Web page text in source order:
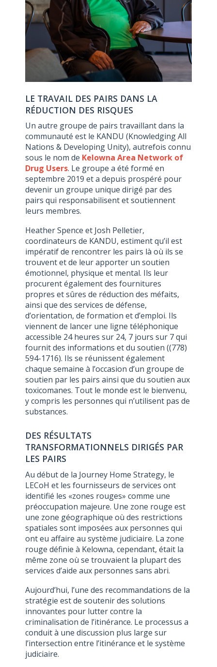
LE TRAVAIL DES PAIRS DANS LA
RÉDUCTION DES RISQUES
Un autre groupe de pairs travaillant dans la
communauté est le KANDU (Knowledging All
Nations & Developing Unity), autrefois connu
sous le nom de Kelowna Area Network of
Drug Users. Le groupe a été formé en
septembre 2019 et a depuis prospéré pour
devenir un groupe unique dirigé par des
pairs qui responsabilisent et soutiennent
leurs membres.
Heather Spence et Josh Pelletier,
coordinateurs de KANDU, estiment qu’il est
impératif de rencontrer les pairs là où ils se
trouvent et de leur apporter un soutien
émotionnel, physique et mental. Ils leur
procurent également des fournitures
propres et sûres de réduction des méfaits,
ainsi que des services de défense,
d’orientation, de formation et d’emploi. Ils
viennent de lancer une ligne téléphonique
accessible 24 heures sur 24, 7 jours sur 7 qui
fournit des informations et du soutien ((778)
594-1716). Ils se réunissent également
chaque semaine à l’occasion d’un groupe de
soutien par les pairs ainsi que du soutien aux
toxicomanes. Tout le monde est le bienvenu,
y compris les personnes qui n’utilisent pas de
substances.
DES RÉSULTATS
TRANSFORMATIONNELS DIRIGÉS PAR
LES PAIRS
Au début de la Journey Home Strategy, le
LECoH et les fournisseurs de services ont
identifié les «zones rouges» comme une
préoccupation majeure. Une zone rouge est
une zone géographique où des restrictions
spatiales sont imposées aux personnes qui
ont eu affaire au système judiciaire. La zone
rouge définie à Kelowna, cependant, était la
même zone où se trouvaient la plupart des
services d’aide aux personnes sans abri.
Aujourd’hui, l’une des recommandations de la
stratégie est de soutenir des solutions
innovantes pour lutter contre la
criminalisation de l’itinérance. Le processus a
conduit à une discussion plus large sur
l’intersection entre l’itinérance et le système
judiciaire.